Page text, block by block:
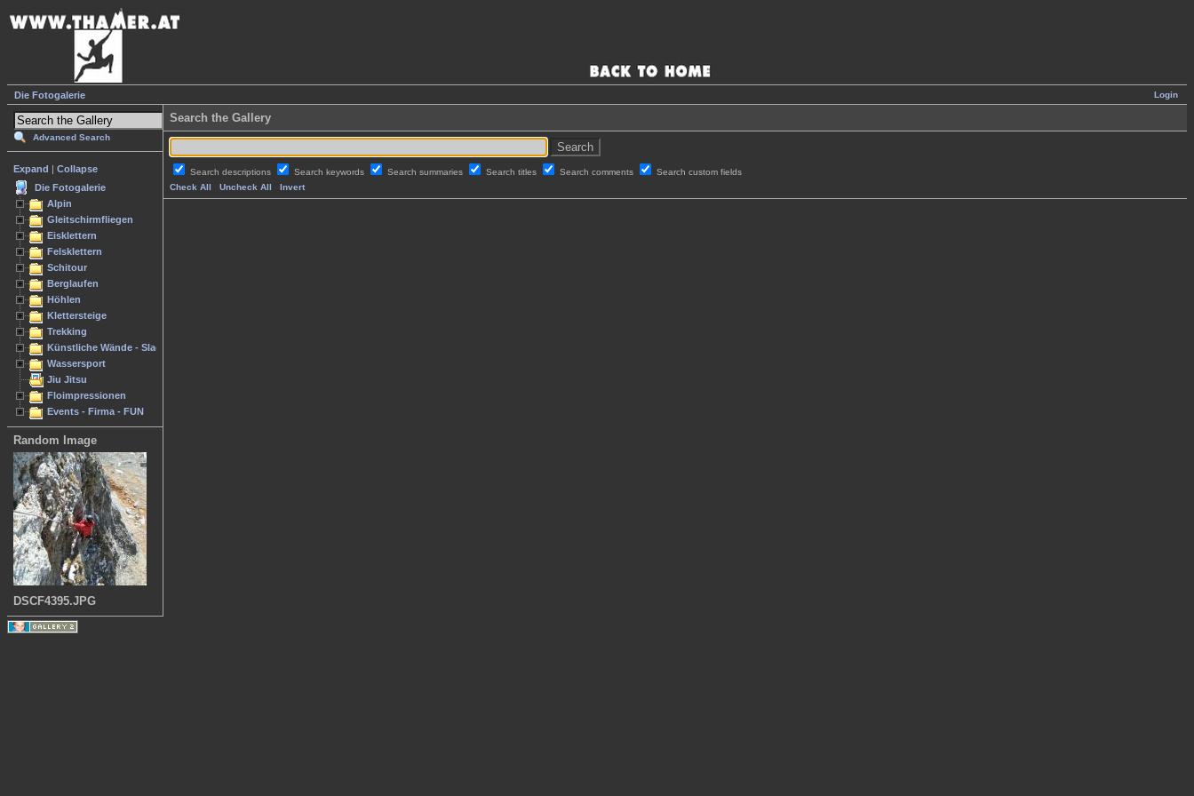
Login
Die Fotogalerie
Advanced Search
Expand
Collapse
Die Fotogalerie
Alpin
Gleitschirmfliegen
Eisklettern
Felsklettern
Schitour
Berglaufen
Höhlen
Klettersteige
Trekking
Künstliche Wände - Slacken
Wassersport
Jiu Jitsu
Floimpressionen
Events - Firma - FUN
Random Image
DSCF4395.JPG
Search the Gallery
Search descriptions Search keywords Search summaries Search titles Search comments
Search custom fields
Check All
Uncheck All Invert